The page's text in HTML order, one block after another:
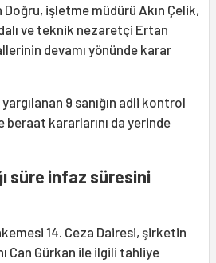
Doğru, işletme müdürü Akın Çelik,
ve teknik nezaretçi Ertan
devamı yönünde karar
9 sanığın adli kontrol
beraat kararlarını da yerinde
süre infaz süresini
14. Ceza Dairesi, şirketin
Can Gürkan ile ilgili tahliye